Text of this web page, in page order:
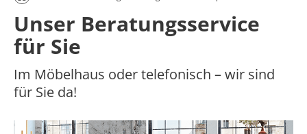
Unser Beratungsservice
für Sie
Im Möbelhaus oder telefonisch – wir sind
für Sie da!